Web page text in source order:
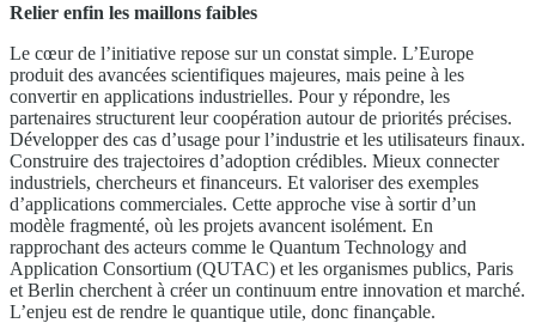
Relier enfin les maillons faibles
Le cœur de l’initiative repose sur un constat simple. L’Europe
produit des avancées scientifiques majeures, mais peine à les
convertir en applications industrielles. Pour y répondre, les
partenaires structurent leur coopération autour de priorités précises.
Développer des cas d’usage pour l’industrie et les utilisateurs finaux.
Construire des trajectoires d’adoption crédibles. Mieux connecter
industriels, chercheurs et financeurs. Et valoriser des exemples
d’applications commerciales. Cette approche vise à sortir d’un
modèle fragmenté, où les projets avancent isolément. En
rapprochant des acteurs comme le Quantum Technology and
Application Consortium (QUTAC) et les organismes publics, Paris
et Berlin cherchent à créer un continuum entre innovation et marché.
L’enjeu est de rendre le quantique utile, donc finançable.